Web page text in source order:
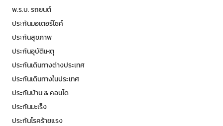
พ.ร.บ. รถยนต์
ประกันมอเตอร์ไซค์
ประกันสุขภาพ
ประกันอุบัติเหตุ
ประกันเดินทางต่างประเทศ
ประกันเดินทางในประเทศ
ประกันบ้าน & คอนโด
ประกันมะเร็ง
ประกันโรคร้ายแรง